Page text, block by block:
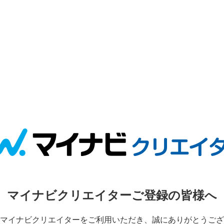
マイナビクリエイターご登録の皆様へ
イナビクリエイターをご利用いただき、誠にありがとうご